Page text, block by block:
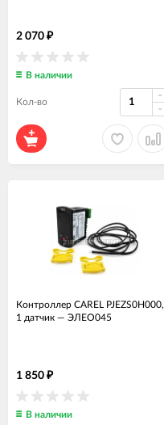
2 070 ₽
В наличии
Кол-во
Контроллер СAREL PJEZS0H000,
1 датчик — ЭЛЕО045
1 850 ₽
В наличии